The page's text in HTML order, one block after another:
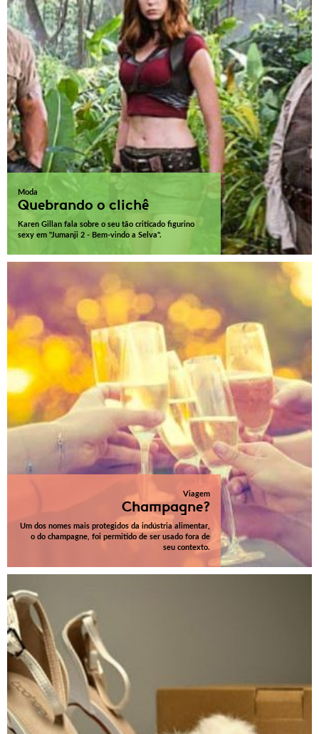
Moda
Quebrando o clichê
Karen Gillan fala sobre o seu tão criticado figurino
sexy em "Jumanji 2 - Bem-vindo a Selva".
Viagem
Champagne?
Um dos nomes mais protegidos da indústria alimentar,
o do champagne, foi permitido de ser usado fora de
seu contexto.